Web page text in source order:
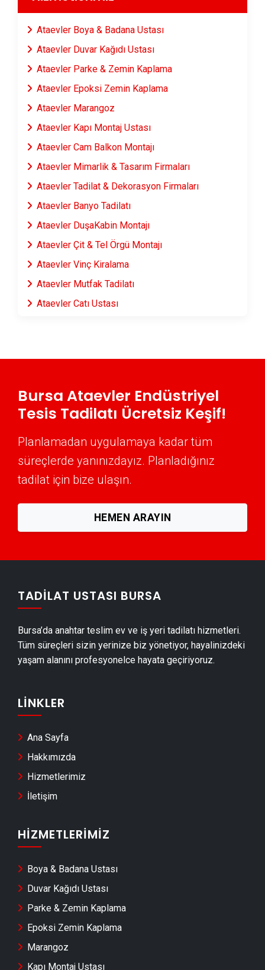
Ataevler Boya & Badana Ustası
Ataevler Duvar Kağıdı Ustası
Ataevler Parke & Zemin Kaplama
Ataevler Epoksi Zemin Kaplama
Ataevler Marangoz
Ataevler Kapı Montaj Ustası
Ataevler Cam Balkon Montajı
Ataevler Mimarlik & Tasarım Firmaları
Ataevler Tadilat & Dekorasyon Firmaları
Ataevler Banyo Tadilatı
Ataevler DuşaKabin Montajı
Ataevler Çit & Tel Örgü Montajı
Ataevler Vinç Kiralama
Ataevler Mutfak Tadilatı
Ataevler Çatı Ustası
Ataevler Ahşap Ev Yapımı
Ataevler Mantolama Ustası
Ataevler Şömine Yapımı
Ataevler Mermer & Doğal Taş
Ataevler Alçıpan Ustası
Ataevler Şap Ustası
Ataevler Kepenk & Panjur Montajı
Ataevler Dolap & Mobilya İmalatı
Ataevler Duvar Panelleri̇ Montajı
Ataevler Duvar Çıtası Ustası
Ataevler Havuz Yapımı
Ataevler Hafriyat & Moloz Atımı
Ataevler Kepçe Kiralama
Ataevler Seramik Ustası
Ataevler Sandviç Panel Montajı
Ataevler Teras Kapatma
Ataevler Yerden Isıtma Firmaları
Ataevler Anahtar Teslim İnşaat
Ataevler Dekoratif Taş Kaplama
Ataevler Pvc Kapı & Pencere Montajı
Ataevler Merdiven Yapımı
Ataevler Alçıpan & Asma Tavan Ustası
Ataevler Mantolama & Isı Yalıtımı
Bursa Ataevler Endüstriyel
Tesis Tadilatı Ücretsiz Keşif!
Planlamadan uygulamaya kadar tüm
süreçlerde yanınızdayız. Planladığınız
tadilat için bize ulaşın.
HEMEN ARAYIN
TADILAT USTASI BURSA
Bursa’da anahtar teslim ev ve iş yeri tadilatı hizmetleri.
Tüm süreçleri sizin yerinize biz yönetiyor, hayalinizdeki
yaşam alanını profesyonelce hayata geçiriyoruz.
LINKLER
Ana Sayfa
Hakkımızda
Hizmetlerimiz
İletişim
HIZMETLERIMIZ
Boya & Badana Ustası
Duvar Kağıdı Ustası
Parke & Zemin Kaplama
Epoksi Zemin Kaplama
Marangoz
Kapı Montaj Ustası